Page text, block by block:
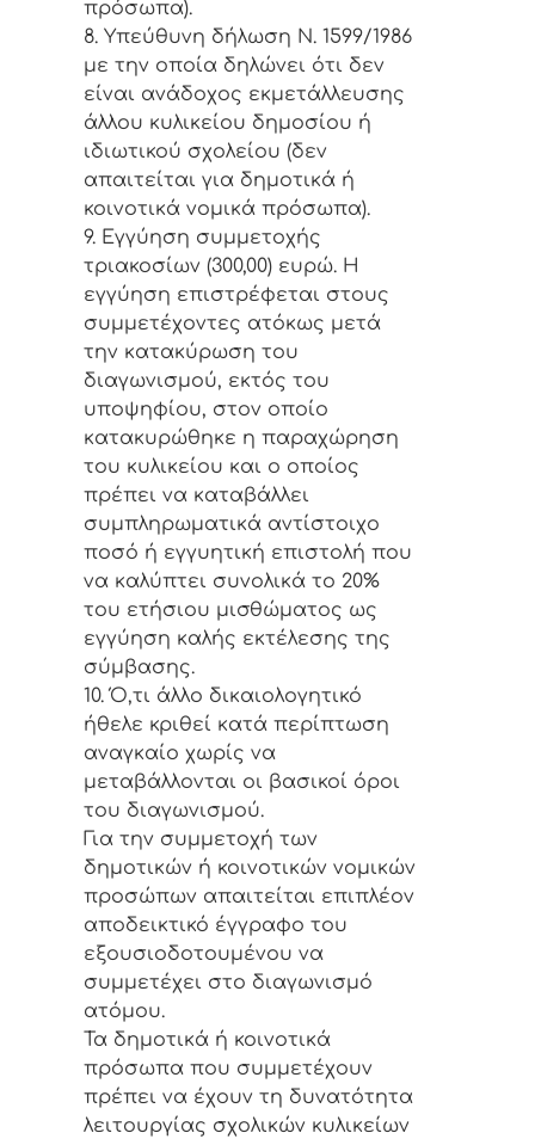
πρόσωπα).
8. Υπεύθυνη δήλωση Ν. 1599/1986
με την οποία δηλώνει ότι δεν
είναι ανάδοχος εκμετάλλευσης
άλλου κυλικείου δημοσίου ή
ιδιωτικού σχολείου (δεν
απαιτείται για δημοτικά ή
κοινοτικά νομικά πρόσωπα).
9. Εγγύηση συμμετοχής
τριακοσίων (300,00) ευρώ. Η
εγγύηση επιστρέφεται στους
συμμετέχοντες ατόκως μετά
την κατακύρωση του
διαγωνισμού, εκτός του
υποψηφίου, στον οποίο
κατακυρώθηκε η παραχώρηση
του κυλικείου και ο οποίος
πρέπει να καταβάλλει
συμπληρωματικά αντίστοιχο
ποσό ή εγγυητική επιστολή που
να καλύπτει συνολικά το 20%
του ετήσιου μισθώματος ως
εγγύηση καλής εκτέλεσης της
σύμβασης.
10. Ό,τι άλλο δικαιολογητικό
ήθελε κριθεί κατά περίπτωση
αναγκαίο χωρίς να
μεταβάλλονται οι βασικοί όροι
του διαγωνισμού.
Για την συμμετοχή των
δημοτικών ή κοινοτικών νομικών
προσώπων απαιτείται επιπλέον
αποδεικτικό έγγραφο του
εξουσιοδοτουμένου να
συμμετέχει στο διαγωνισμό
ατόμου.
Τα δημοτικά ή κοινοτικά
πρόσωπα που συμμετέχουν
πρέπει να έχουν τη δυνατότητα
λειτουργίας σχολικών κυλικείων